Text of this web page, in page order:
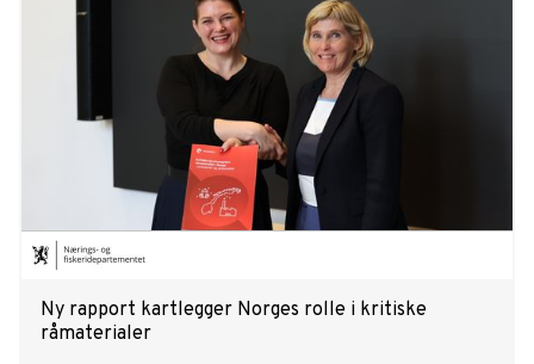
Ny rapport kartlegger Norges rolle i kritiske
råmaterialer